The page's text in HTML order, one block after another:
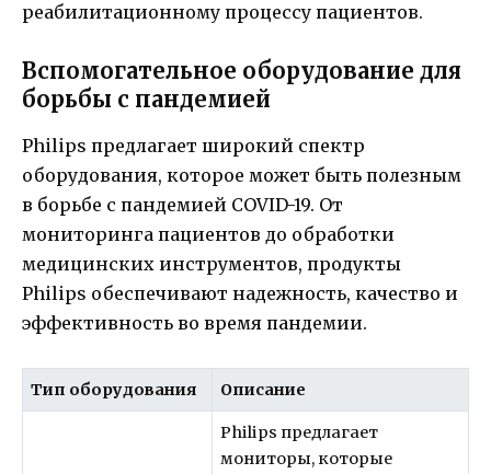
реабилитационному процессу пациентов.
Вспомогательное оборудование для
борьбы с пандемией
Philips предлагает широкий спектр
оборудования, которое может быть полезным
в борьбе с пандемией COVID-19. От
мониторинга пациентов до обработки
медицинских инструментов, продукты
Philips обеспечивают надежность, качество и
эффективность во время пандемии.
Тип оборудования Описание
Philips предлагает
мониторы, которые